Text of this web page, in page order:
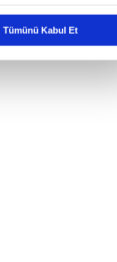
karşılamak
kullanılmaktadır. Bu
sunulması
ve sizlere yönelik
detaylı bilgi için Ayarlar
ve sitemizde ilgili
Tümünü Kabul Et